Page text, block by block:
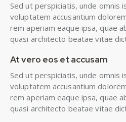
Sed ut perspiciatis, unde omnis
voluptatem accusantium
rem aperiam eaque ipsa, quae
quasi architecto beatae vitae
At vero eos et accusam
Sed ut perspiciatis, unde omnis
voluptatem accusantium
rem aperiam eaque ipsa, quae
quasi architecto beatae vitae